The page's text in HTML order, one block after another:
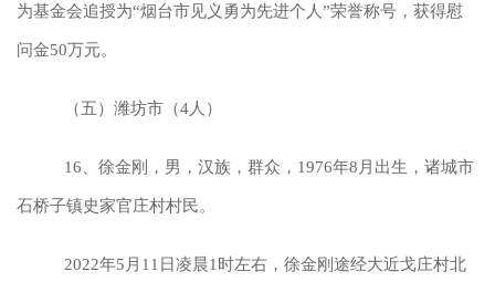
为基金会追授为“烟台市见义勇为先进个人”荣誉称号，获得慰
问金50万元。
（五）潍坊市（4人）
16、徐金刚，男，汉族，群众，1976年8月出生，诸城市
石桥子镇史家官庄村村民。
2022年5月11日凌晨1时左右，徐金刚途经大近戈庄村北